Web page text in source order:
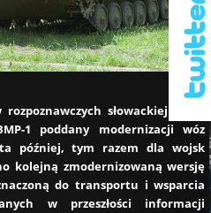
słowackiej armii
1 poddany modernizacji wóz
później, tym razem dla wojsk
kolejną zmodernizowaną wersję
do transportu i wsparcia
w przeszłości informacji